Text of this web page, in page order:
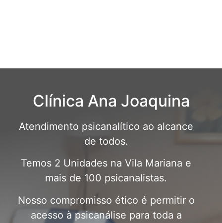
Clínica Ana Joaquina
Atendimento psicanalítico ao alcance
de todos.
Temos 2 Unidades na Vila Mariana e
mais de 100 psicanalistas.
Nosso compromisso ético é permitir o
acesso à psicanálise para toda a